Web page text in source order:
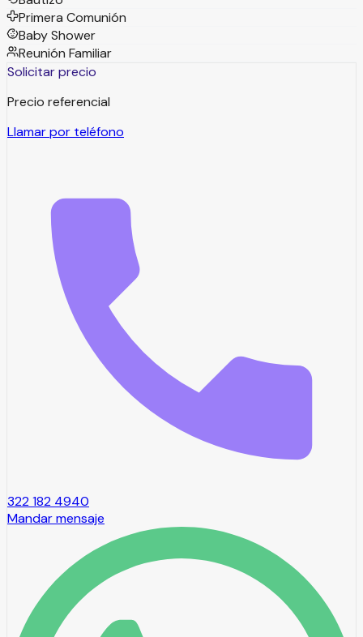
Primera Comunión
Baby Shower
Reunión Familiar
Solicitar precio
Precio referencial
Llamar por teléfono
322 182 4940
Mandar mensaje